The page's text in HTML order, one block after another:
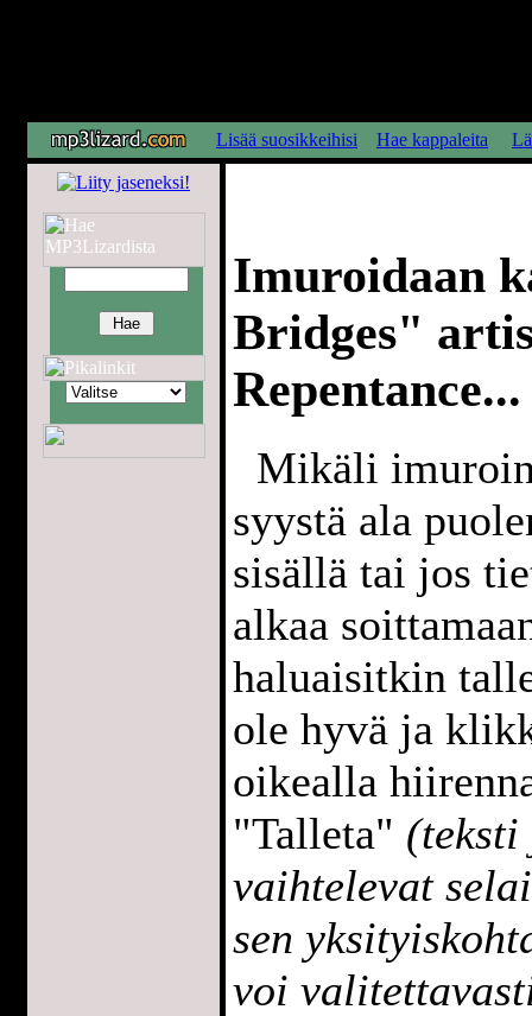
Lisää suosikkeihisi Hae kappaleita
Imuroidaan
Bridges"
Repentance...
Mikäli
syystä ala
sisällä tai jos
alkaa
haluaisitkin
ole hyvä ja
oikealla
"Talleta"
vaihtelevat
sen
voi